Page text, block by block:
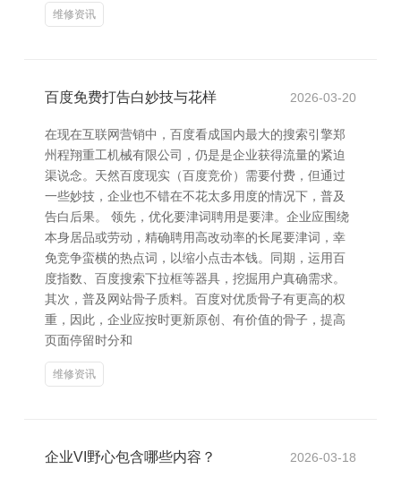
维修资讯
百度免费打告白妙技与花样 2026-03-20
在现在互联网营销中，百度看成国内最大的搜索引擎郑
州程翔重工机械有限公司，仍是是企业获得流量的紧迫
渠说念。天然百度现实（百度竞价）需要付费，但通过
一些妙技，企业也不错在不花太多用度的情况下，普及
告白后果。 领先，优化要津词聘用是要津。企业应围绕
本身居品或劳动，精确聘用高改动率的长尾要津词，幸
免竞争蛮横的热点词，以缩小点击本钱。同期，运用百
度指数、百度搜索下拉框等器具，挖掘用户真确需求。
其次，普及网站骨子质料。百度对优质骨子有更高的权
重，因此，企业应按时更新原创、有价值的骨子，提高
页面停留时分和
维修资讯
企业VI野心包含哪些内容？ 2026-03-18